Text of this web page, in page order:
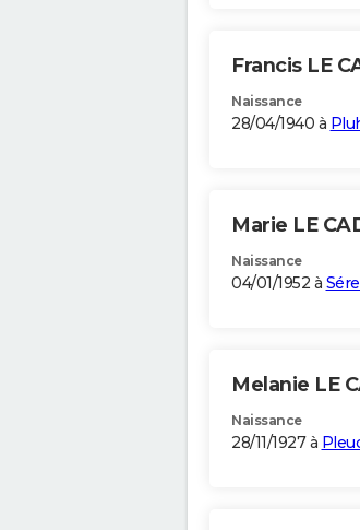
Francis LE
Naissance
28/04/1940 à
Marie LE
Naissance
04/01/1952 à
Melanie LE
Naissance
28/11/1927 à